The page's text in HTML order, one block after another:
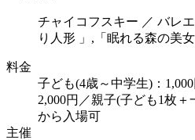
チャイコフスキー ／ バレ
り人形 」,「眠れる森の美
料金
子ども(4歳～中学生)：
2,000円／親子(子ども1枚
から入場可
主催